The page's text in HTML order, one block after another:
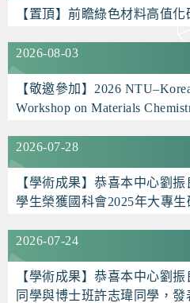
【置頂】前瞻綠色材料高值
2026-08-03
【敬邀參加】2026
Workshop on Materials
2026-07-28
【學術成果】恭喜本中心劉
學生榮獲國科會2025年大專生
2026-07-24
【學術成果】恭喜本中心劉
同學與博士班許志瑋同學，